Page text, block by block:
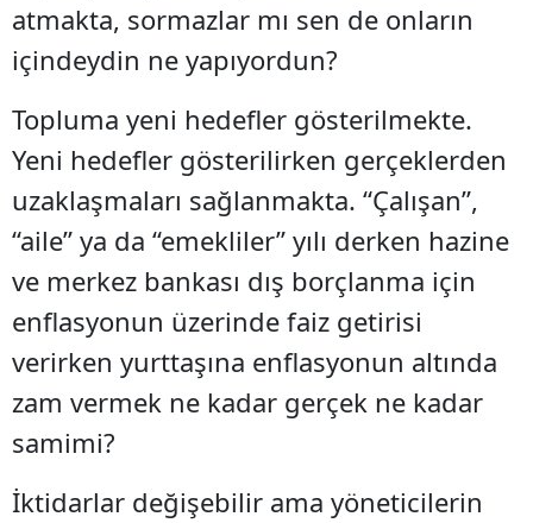
atmakta, sormazlar mı sen de onların
içindeydin ne yapıyordun?
Topluma yeni hedefler gösterilmekte.
Yeni hedefler gösterilirken gerçeklerden
uzaklaşmaları sağlanmakta. “Çalışan”,
“aile” ya da “emekliler” yılı derken hazine
ve merkez bankası dış borçlanma için
enflasyonun üzerinde faiz getirisi
verirken yurttaşına enflasyonun altında
zam vermek ne kadar gerçek ne kadar
samimi?
İktidarlar değişebilir ama yöneticilerin